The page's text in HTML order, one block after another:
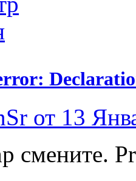
от 13
смените.